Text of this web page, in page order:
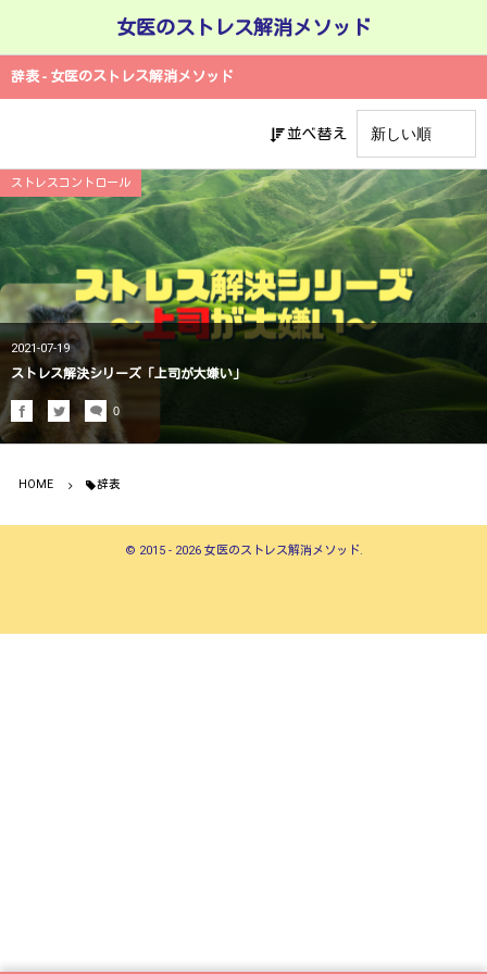
女医のストレス解消メソッド
辞表 - 女医のストレス解消メソッド
並べ替え
ストレスコントロール
2021-07-19
ストレス解決シリーズ「上司が大嫌い」
0
HOME 辞表
© 2015 - 2026 女医のストレス解消メソッド.